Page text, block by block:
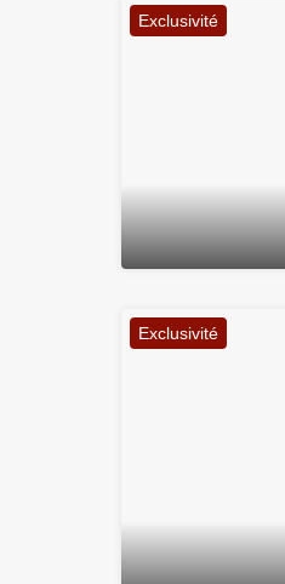
Exclusivité
Exclusivité